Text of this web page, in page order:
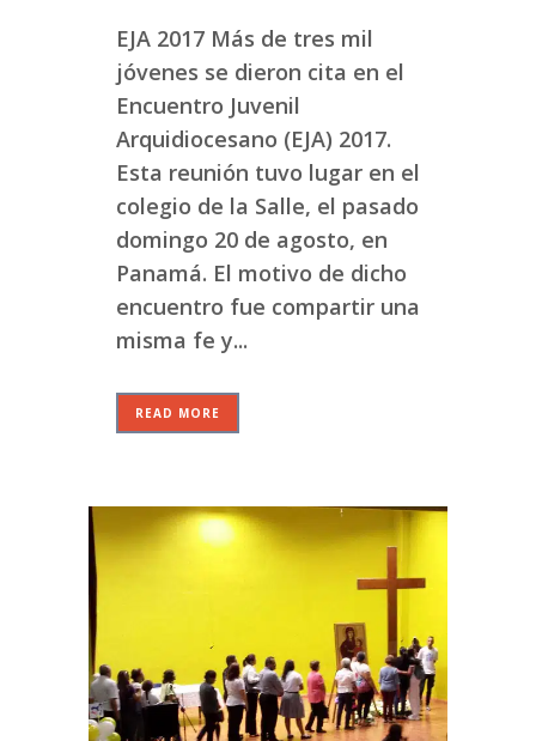
EJA 2017 Más de tres mil
jóvenes se dieron cita en el
Encuentro Juvenil
Arquidiocesano (EJA) 2017.
Esta reunión tuvo lugar en el
colegio de la Salle, el pasado
domingo 20 de agosto, en
Panamá. El motivo de dicho
encuentro fue compartir una
misma fe y...
READ MORE